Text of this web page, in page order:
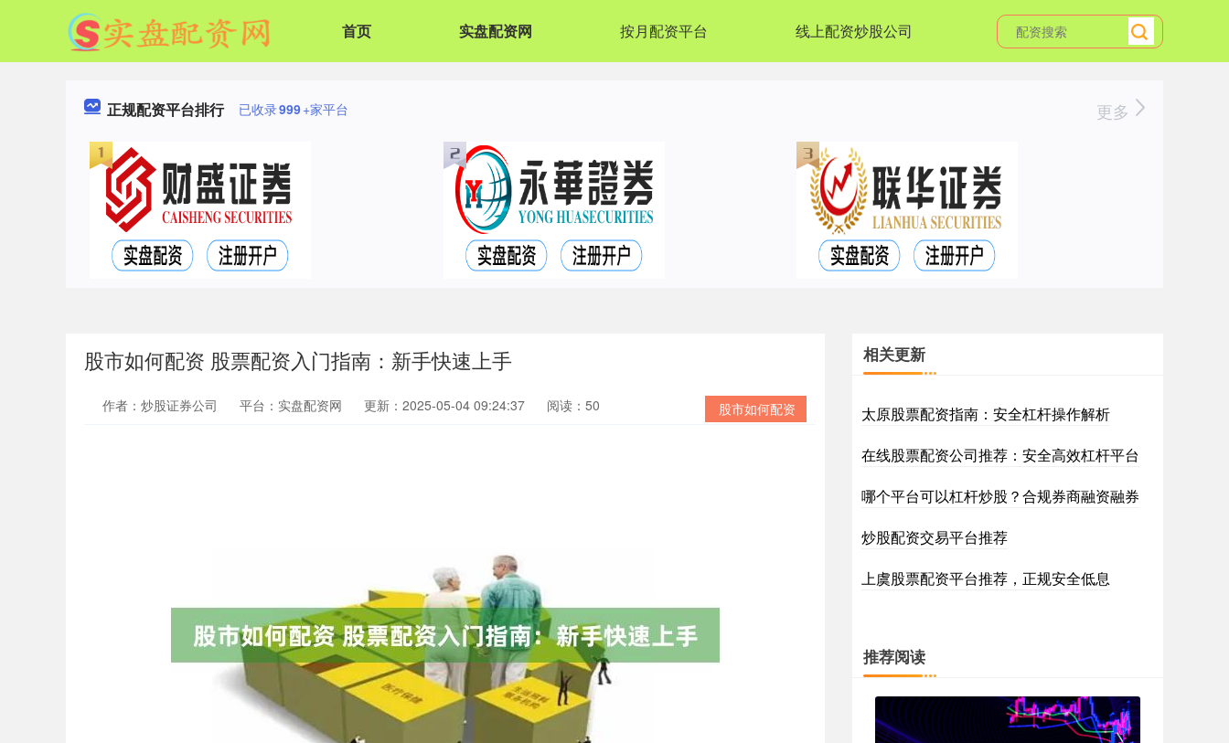
首页 实盘配资网 按月配资平台 线上配资炒股公司
正规配资平台排行 已收录999+家平台 更多
股市如何配资 股票配资入门指南：新手快速上手
股市如何配资
作者：炒股证券公司 平台：实盘配资网 更新：2025-05-04 09:24:37 阅读：50
相关更新
太原股票配资指南：安全杠杆操作解析
在线股票配资公司推荐：安全高效杠杆平台
哪个平台可以杠杆炒股？合规券商融资融券
炒股配资交易平台推荐
上虞股票配资平台推荐，正规安全低息
推荐阅读